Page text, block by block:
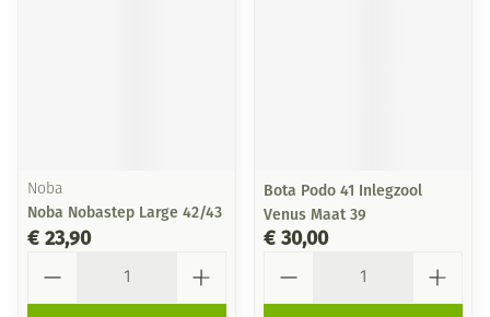
Noba
Noba Nobastep Large 42/43
€ 23,90
Bota Podo 41 Inlegzool
Venus Maat 39
€ 30,00